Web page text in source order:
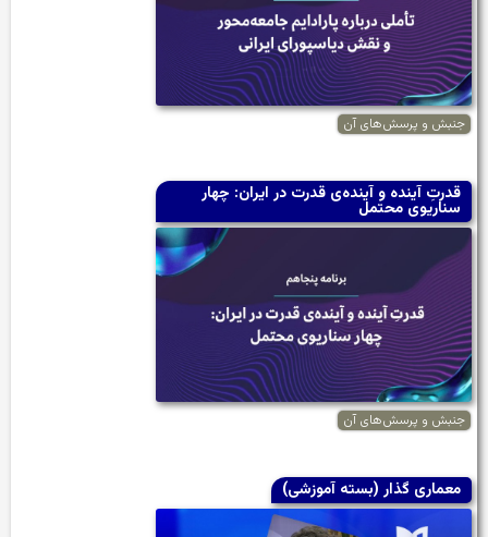
جنبش و پرسش‌های آن
قدرتِ آینده و آینده‌ی قدرت در ایران: چهار
سناریوی محتمل
جنبش و پرسش‌های آن
معماری گذار (بسته آموزشی)